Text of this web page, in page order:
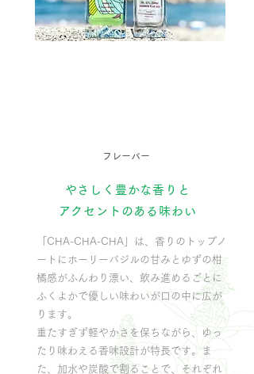
フレーバー
やさしく豊かな香りと
アクセントのある味わい
「CHA-CHA-CHA」は、香りのトップノ
ートにホーリーバジルの甘みとゆずの柑
橘感がふんわり漂い、飲み進めるごとに
ふくよかで優しい味わいが口の中に広が
ります。
重たすぎず軽やかさを保ちながら、ゆっ
たり味わえる香味設計が特長です。ま
た、加水や炭酸で割ることで、それぞれ